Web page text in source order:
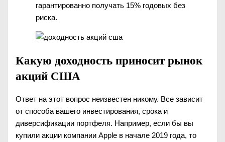
гарантированно получать 15% годовых без
риска.
Какую доходность приносит рынок
акций США
Ответ на этот вопрос неизвестен никому. Все зависит
от способа вашего инвестирования, срока и
диверсификации портфеля. Например, если бы вы
купили акции компании Apple в начале 2019 года, то